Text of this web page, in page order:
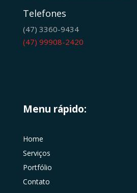
Telefones
(47) 3360-9434
(47) 99908-2420
Menu rápido:
Home
Serviços
Portfólio
Contato